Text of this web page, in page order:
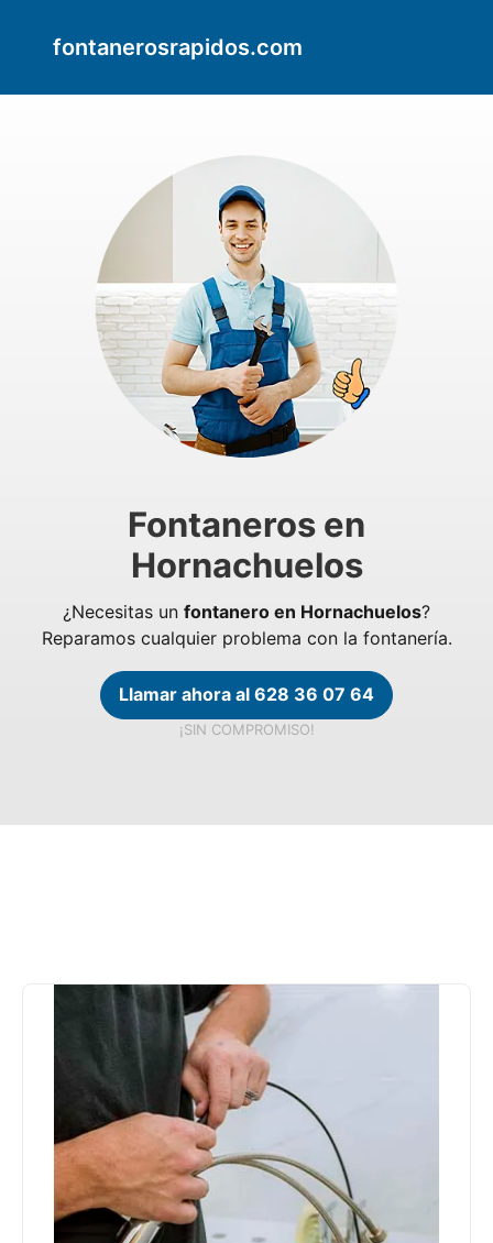
fontanerosrapidos.com
Fontaneros en
Hornachuelos
¿Necesitas un fontanero en Hornachuelos?
Reparamos cualquier problema con la fontanería.
Llamar ahora al 628 36 07 64
¡SIN COMPROMISO!